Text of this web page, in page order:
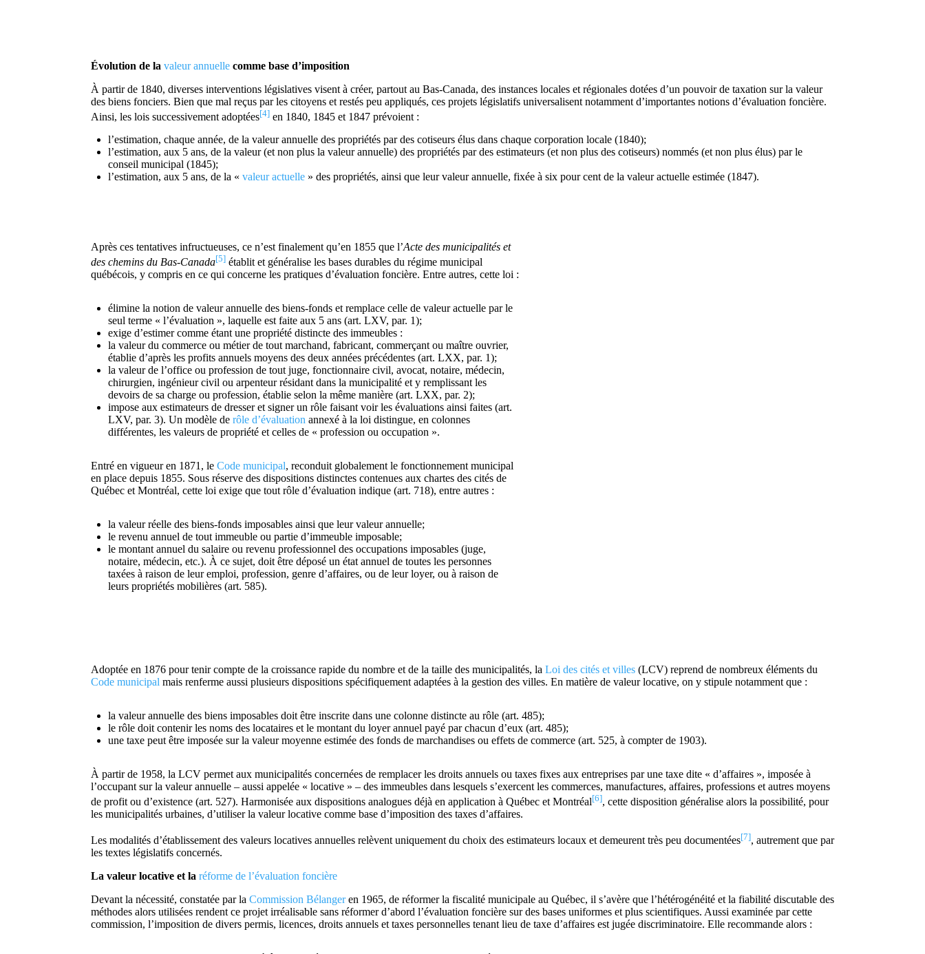
Évolution de la valeur annuelle comme base d’imposition
À partir de 1840, diverses interventions législatives visent à créer, partout au Bas-Canada, des instances locales et régionales dotées d’un pouvoir de taxation sur la valeur
des biens fonciers. Bien que mal reçus par les citoyens et restés peu appliqués, ces projets législatifs universalisent notamment d’importantes notions d’évaluation foncière.
Ainsi, les lois successivement adoptées[4] en 1840, 1845 et 1847 prévoient :
l’estimation, chaque année, de la valeur annuelle des propriétés par des cotiseurs élus dans chaque corporation locale (1840);
l’estimation, aux 5 ans, de la valeur (et non plus la valeur annuelle) des propriétés par des estimateurs (et non plus des cotiseurs) nommés (et non plus élus) par le
conseil municipal (1845);
l’estimation, aux 5 ans, de la « valeur actuelle » des propriétés, ainsi que leur valeur annuelle, fixée à six pour cent de la valeur actuelle estimée (1847).
Après ces tentatives infructueuses, ce n’est finalement qu’en 1855 que l’Acte des municipalités et
des chemins du Bas-Canada[5] établit et généralise les bases durables du régime municipal
québécois, y compris en ce qui concerne les pratiques d’évaluation foncière. Entre autres, cette loi :
élimine la notion de valeur annuelle des biens-fonds et remplace celle de valeur actuelle par le
seul terme « l’évaluation », laquelle est faite aux 5 ans (art. LXV, par. 1);
exige d’estimer comme étant une propriété distincte des immeubles :
la valeur du commerce ou métier de tout marchand, fabricant, commerçant ou maître ouvrier,
établie d’après les profits annuels moyens des deux années précédentes (art. LXX, par. 1);
la valeur de l’office ou profession de tout juge, fonctionnaire civil, avocat, notaire, médecin,
chirurgien, ingénieur civil ou arpenteur résidant dans la municipalité et y remplissant les
devoirs de sa charge ou profession, établie selon la même manière (art. LXX, par. 2);
impose aux estimateurs de dresser et signer un rôle faisant voir les évaluations ainsi faites (art.
LXV, par. 3). Un modèle de rôle d’évaluation annexé à la loi distingue, en colonnes
différentes, les valeurs de propriété et celles de « profession ou occupation ».
Entré en vigueur en 1871, le Code municipal, reconduit globalement le fonctionnement municipal
en place depuis 1855. Sous réserve des dispositions distinctes contenues aux chartes des cités de
Québec et Montréal, cette loi exige que tout rôle d’évaluation indique (art. 718), entre autres :
la valeur réelle des biens-fonds imposables ainsi que leur valeur annuelle;
le revenu annuel de tout immeuble ou partie d’immeuble imposable;
le montant annuel du salaire ou revenu professionnel des occupations imposables (juge,
notaire, médecin, etc.). À ce sujet, doit être déposé un état annuel de toutes les personnes
taxées à raison de leur emploi, profession, genre d’affaires, ou de leur loyer, ou à raison de
leurs propriétés mobilières (art. 585).
Adoptée en 1876 pour tenir compte de la croissance rapide du nombre et de la taille des municipalités, la Loi des cités et villes (LCV) reprend de nombreux éléments du
Code municipal mais renferme aussi plusieurs dispositions spécifiquement adaptées à la gestion des villes. En matière de valeur locative, on y stipule notamment que :
la valeur annuelle des biens imposables doit être inscrite dans une colonne distincte au rôle (art. 485);
le rôle doit contenir les noms des locataires et le montant du loyer annuel payé par chacun d’eux (art. 485);
une taxe peut être imposée sur la valeur moyenne estimée des fonds de marchandises ou effets de commerce (art. 525, à compter de 1903).
À partir de 1958, la LCV permet aux municipalités concernées de remplacer les droits annuels ou taxes fixes aux entreprises par une taxe dite « d’affaires », imposée à
l’occupant sur la valeur annuelle – aussi appelée « locative » – des immeubles dans lesquels s’exercent les commerces, manufactures, affaires, professions et autres moyens
de profit ou d’existence (art. 527). Harmonisée aux dispositions analogues déjà en application à Québec et Montréal[6], cette disposition généralise alors la possibilité, pour
les municipalités urbaines, d’utiliser la valeur locative comme base d’imposition des taxes d’affaires.
Les modalités d’établissement des valeurs locatives annuelles relèvent uniquement du choix des estimateurs locaux et demeurent très peu documentées[7], autrement que par
les textes législatifs concernés.
La valeur locative et la réforme de l’évaluation foncière
Devant la nécessité, constatée par la Commission Bélangeren 1965, de réformer la fiscalité municipale au Québec, il s’avère que l’hétérogénéité et la fiabilité discutable des
méthodes alors utilisées rendent ce projet irréalisable sans réformer d’abord l’évaluation foncière sur des bases uniformes et plus scientifiques. Aussi examinée par cette
commission, l’imposition de divers permis, licences, droits annuels et taxes personnelles tenant lieu de taxe d’affaires est jugée discriminatoire. Elle recommande alors :